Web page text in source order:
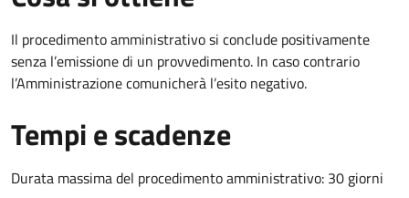
Il procedimento amministrativo si conclude positivamente
senza l’emissione di un provvedimento. In caso contrario
l’Amministrazione comunicherà l’esito negativo.
Tempi e scadenze
Durata massima del procedimento amministrativo: 30 giorni